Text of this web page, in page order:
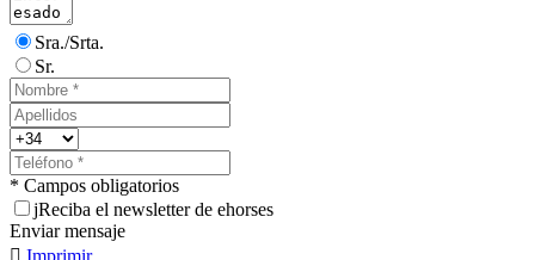
Sra./Srta.
Sr.
* Campos obligatorios
jReciba el newsletter de ehorses
Enviar mensaje
 Imprimir